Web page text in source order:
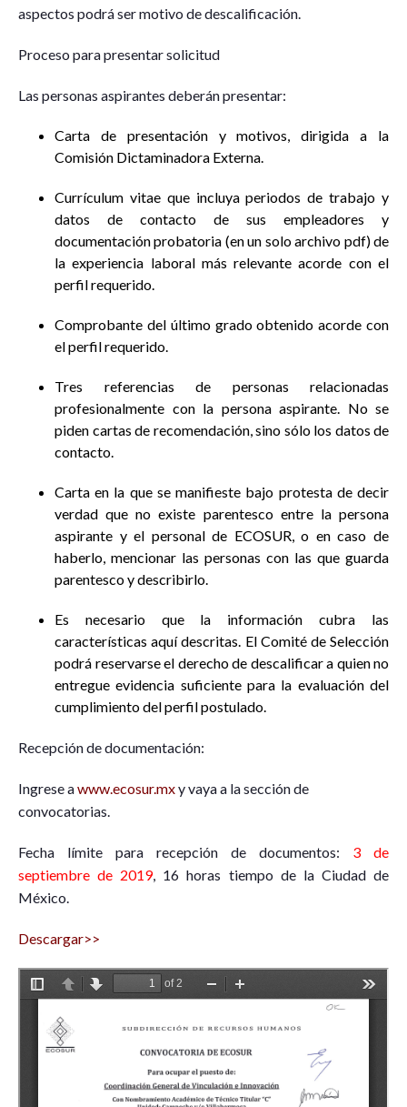
aspectos podrá ser motivo de descalificación.
Proceso para presentar solicitud
Las personas aspirantes deberán presentar:
Carta de presentación y motivos, dirigida a la
Comisión Dictaminadora Externa.
Currículum vitae que incluya periodos de trabajo y
datos de contacto de sus empleadores y
documentación probatoria (en un solo archivo pdf) de
la experiencia laboral más relevante acorde con el
perfil requerido.
Comprobante del último grado obtenido acorde con
el perfil requerido.
Tres referencias de personas relacionadas
profesionalmente con la persona aspirante. No se
piden cartas de recomendación, sino sólo los datos de
contacto.
Carta en la que se manifieste bajo protesta de decir
verdad que no existe parentesco entre la persona
aspirante y el personal de ECOSUR, o en caso de
haberlo, mencionar las personas con las que guarda
parentesco y describirlo.
Es necesario que la información cubra las
características aquí descritas. El Comité de Selección
podrá reservarse el derecho de descalificar a quien no
entregue evidencia suficiente para la evaluación del
cumplimiento del perfil postulado.
Recepción de documentación:
Ingrese awww.ecosur.mxy vaya a la sección de
convocatorias.
Fecha límite para recepción de documentos: 3 de
septiembre de 2019, 16 horas tiempo de la Ciudad de
México.
Descargar>>